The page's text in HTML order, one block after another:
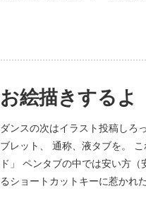
お絵描きするよ
ダンスの次はイラスト投稿しろ
ブレット、 通称、液タブを。
ド」 ペンタブの中では安い方
るショートカットキーに惹かれた